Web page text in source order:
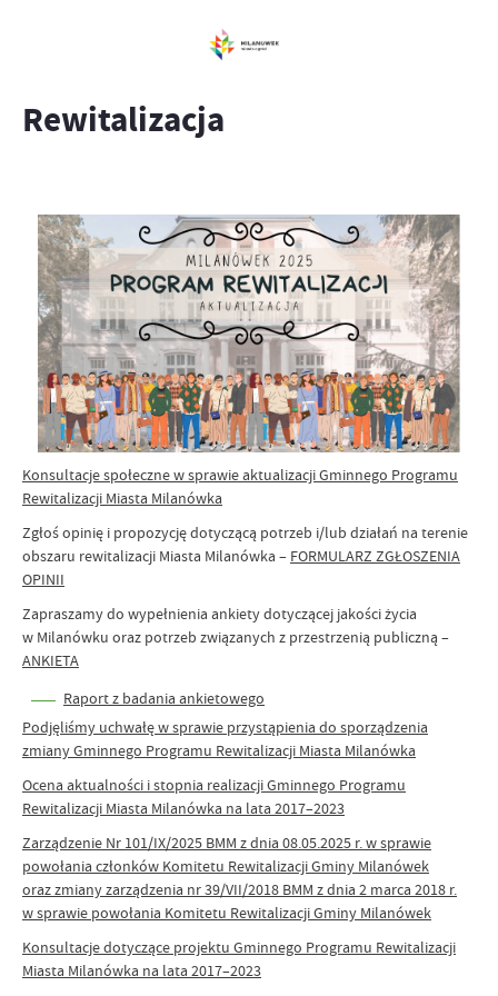
Rewitalizacja
Konsultacje społeczne w sprawie aktualizacji Gminnego Programu
Rewitalizacji Miasta Milanówka
Zgłoś opinię i propozycję dotyczącą potrzeb i/lub działań na terenie
obszaru rewitalizacji Miasta Milanówka – FORMULARZ ZGŁOSZENIA
OPINII
Zapraszamy do wypełnienia ankiety dotyczącej jakości życia
w Milanówku oraz potrzeb związanych z przestrzenią publiczną –
ANKIETA
Raport z badania ankietowego
Podjęliśmy uchwałę w sprawie przystąpienia do sporządzenia
zmiany Gminnego Programu Rewitalizacji Miasta Milanówka
Ocena aktualności i stopnia realizacji Gminnego Programu
Rewitalizacji Miasta Milanówka na lata 2017–2023
Zarządzenie Nr 101/IX/2025 BMM z dnia 08.05.2025 r. w sprawie
powołania członków Komitetu Rewitalizacji Gminy Milanówek
oraz zmiany zarządzenia nr 39/VII/2018 BMM z dnia 2 marca 2018 r.
w sprawie powołania Komitetu Rewitalizacji Gminy Milanówek
Konsultacje dotyczące projektu Gminnego Programu Rewitalizacji
Miasta Milanówka na lata 2017–2023